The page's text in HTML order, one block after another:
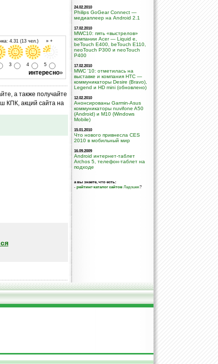
4.31 (13 чел.) » +
3 4 5
интересно»
а также получайте
КПК, акций сайта на
24.02.2010
Philips GoGear Connect —
медиаплеер на Android 2.1
17.02.2010
MWC10: пять «выстрелов»
компании Acer — Liquid e,
beTouch E400, beTouch E110,
neoTouch P300 и neoTouch
P400
17.02.2010
MWC '10: отметилась на
выставке и компания HTC —
коммуникаторы Desire (Bravo),
Legend и HD mini (обновлено)
12.02.2010
Анонсированы Garmin-Asus
коммуникаторы nuvifone A50
(Android) и M10 (Windows
Mobile)
15.01.2010
Что нового привнесла CES
2010 в мобильный мир
16.09.2009
Android интернет-таблет
Archos 5, телефон-таблет на
подходе
а вы знаете, что есть:
- рейтинг-каталог сайтов Ладошек?